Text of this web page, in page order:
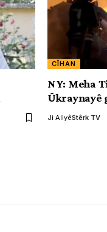
CÎHAN
NY: Meha
Ûkraynayê
Ji AliyêStêrk TV